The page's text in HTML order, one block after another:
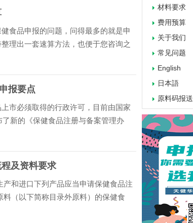
食品申报的问题，问得最多的就是申
理出一套速算方法，也便于您咨询之
？天健华成教给你们的……
报要点
市必须取得的行政许可，目前由国家
新的《保健食品注册与备案管理办
这次的新法规……
及资料要求
和进口下列产品应当申请保健食品注
（以下简称目录外原料）的保健食
充维生素……
材料要求
费用预算
关于我们
常见问题
English
日本語
原料码报送